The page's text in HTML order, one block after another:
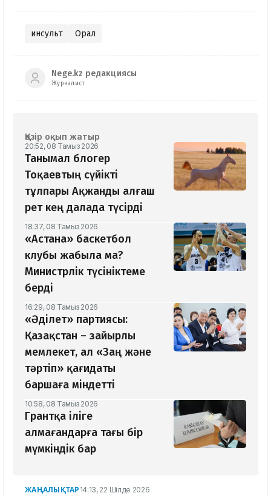
инсульт Орал
Nege.kz редакциясы
Журналист
Қазір оқып жатыр
20:52, 08 Тамыз 2026
Танымал блогер
Тоқаевтың сүйікті
тұлпары Ақжанды алғаш
рет кең далада түсірді
18:37, 08 Тамыз 2026
«Астана» баскетбол
клубы жабыла ма?
Министрлік түсініктеме
берді
16:29, 08 Тамыз 2026
«Әділет» партиясы:
Қазақстан – зайырлы
мемлекет, ал «Заң және
тәртіп» қағидаты
баршаға міндетті
10:58, 08 Тамыз 2026
Грантқа іліге
алмағандарға тағы бір
мүмкіндік бар
ЖАҢАЛЫҚТАР 14:13, 22 Шілде 2026